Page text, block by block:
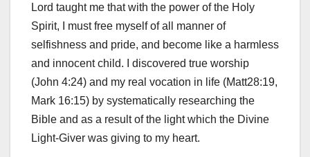
Lord taught me that with the power of the Holy
Spirit, I must free myself of all manner of
selfishness and pride, and become like a harmless
and innocent child. I discovered true worship
(John 4:24) and my real vocation in life (Matt28:19,
Mark 16:15) by systematically researching the
Bible and as a result of the light which the Divine
Light-Giver was giving to my heart.